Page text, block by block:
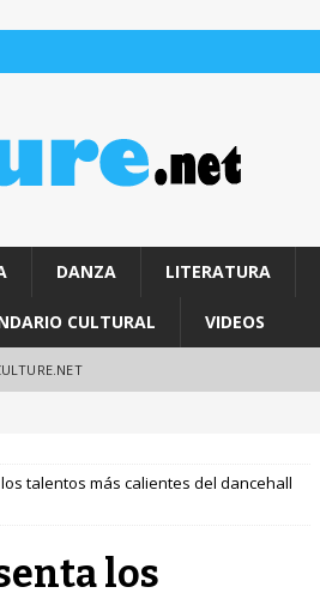
DANZA LITERATURA
CULTURAL VIDEOS
talentos más calientes del dancehall
los